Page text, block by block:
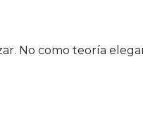
. No como teoría